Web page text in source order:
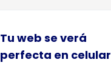
Tu web se verá
perfecta en celular